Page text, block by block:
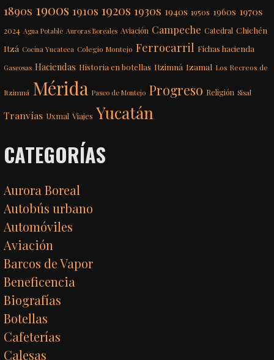
1890s 1900s 1910s 1920s 1930s 1940s 1950s 1960s 1970s
2024 Agua Potable Auroras Boreales Aviación Campeche Catedral Chichén
Itzá Cocina Yucateca Colegio Montejo Ferrocarril Fichas hacienda
Gaseosas Haciendas Historia en botellas Itzimná Izamal Los Recreos de
Itzimná Mérida Paseo de Montejo Progreso Religión Sisal
Tranvías Uxmal Viajes Yucatán
CATEGORÍAS
Aurora Boreal
Autobús urbano
Automóviles
Aviación
Barcos de Vapor
Beneficencia
Biografías
Botellas
Cafeterías
Calesas